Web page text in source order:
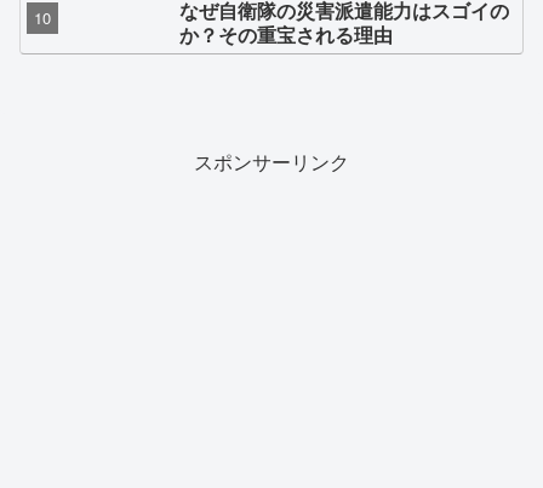
なぜ自衛隊の災害派遣能力はスゴイの
か？その重宝される理由
スポンサーリンク